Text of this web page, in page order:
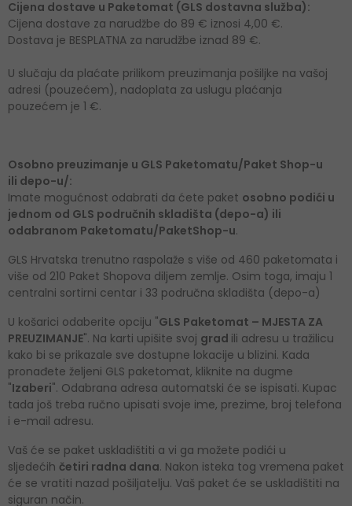
Cijena dostave u Paketomat (GLS dostavna služba):
Cijena dostave za narudžbe do 89 € iznosi 4,00 €.
Dostava je BESPLATNA za narudžbe iznad 89 €.
U slučaju da plaćate prilikom preuzimanja pošiljke na vašoj
adresi (pouzećem), nadoplata za uslugu plaćanja
pouzećem je 1 €.
Osobno preuzimanje u GLS Paketomatu/Paket Shop-u
ili depo-u/:
Imate mogućnost odabrati da ćete paket osobno podići u
jednom od GLS područnih skladišta (depo-a) ili
odabranom Paketomatu/PaketShop-u.
GLS Hrvatska trenutno raspolaže s više od 460 paketomata i
više od 210 Paket Shopova diljem zemlje. Osim toga, imaju 1
centralni sortirni centar i 33 područna skladišta (depo-a)
U košarici odaberite opciju "GLS Paketomat – MJESTA ZA
PREUZIMANJE". Na karti upišite svoj grad ili adresu u tražilicu
kako bi se prikazale sve dostupne lokacije u blizini. Kada
pronađete željeni GLS paketomat, kliknite na dugme
"Izaberi". Odabrana adresa automatski će se ispisati. Kupac
tada još treba ručno upisati svoje ime, prezime, broj telefona
i e-mail adresu.
Vaš će se paket uskladištiti a vi ga možete podići u
sljedećih četiri radna dana. Nakon isteka tog vremena paket
će se vratiti nazad pošiljatelju. Vaš paket će se uskladištiti na
siguran način.